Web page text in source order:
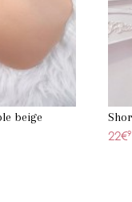
beige
22€